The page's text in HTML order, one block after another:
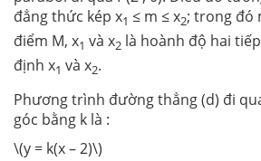
đẳng thức kép x1 ≤ m ≤ x2; trong đó
điểm M, x1 và x2 là hoành độ hai
định x1 và x2.
Phương trình đường thẳng (d) đi
góc bằng k là :
\(y = k(x – 2)\)